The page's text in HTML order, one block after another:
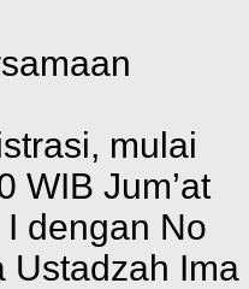
mulai
WIB Jum’at
dengan No
Ustadzah Ima